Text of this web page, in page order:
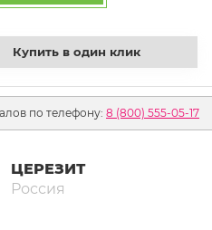
Купить в один клик
по телефону: 8 (800) 555-05-17
ЦЕРЕЗИТ
Россия